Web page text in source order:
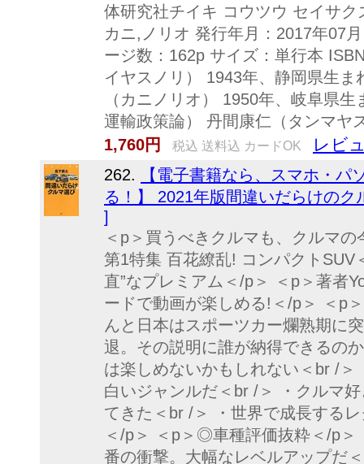
体研究社チイキ コウツウ セイサ
カニ,ノリオ 発行年月：2017年07
ージ数：162p サイズ：単行本
イヤスノリ） 1943年、静岡県生
（カニノリオ） 1950年、岐阜県
運輸政策論） 丹間康仁（タンマヤ
1,760円
税込 送料込 カードOK レビ
262.
【電子書籍なら、スマホ・
る！】 2021年版間違いだらけの
]
＜p＞買うべきクルマも、クルマ
第1特集 百花繚乱! コンパクトSUV
直”なプレミアム＜/p＞ ＜p＞著者
ードで動画が楽しめる!＜/p＞ ＜p
んと日本はスポーツカー爛熟期に
退。その説明に誰が納得できるの
は楽しめないかもしれない＜br /
白いジャンルだ＜br /＞ ・クルマ
てきた＜br /＞ ・世界で成長する
＜/p＞ ＜p＞◎車種評価抜粋＜/p
番の衝撃。大幅なレベルアップだ